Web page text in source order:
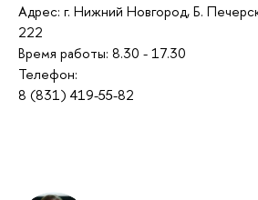
Адрес: г. Нижний Новгород, Б.
222
Время работы: 8.30 - 17.30
Телефон:
8 (831) 419-55-82